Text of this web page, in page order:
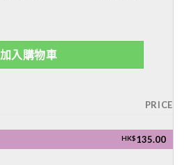
加入購物車
PRICE
HK$135.00